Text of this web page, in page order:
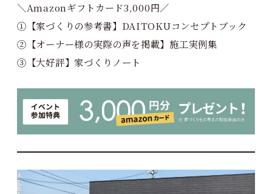
＼Amazonギフトカード3,000円／
①【家づくりの参考書】DAITOKUコンセプトブック
②【オーナー様の実際の声を掲載】施工実例集
③【大好評】家づくりノート